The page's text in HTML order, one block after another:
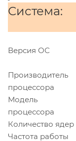
Система:
Версия ОС
Производитель
процессора
Модель
процессора
Количество ядер
Частота работы